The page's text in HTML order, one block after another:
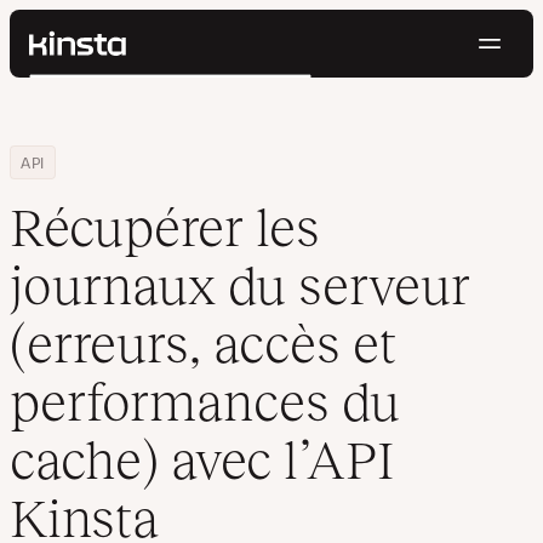
Kinsta®
Contact
Rechercher
Home
Centre de ressources
Blog
API
Récupérer les journaux du serveur (erreurs, accès et
Récupérer les
journaux du serveur
(erreurs, accès et
performances du
cache) avec l’API
Kinsta